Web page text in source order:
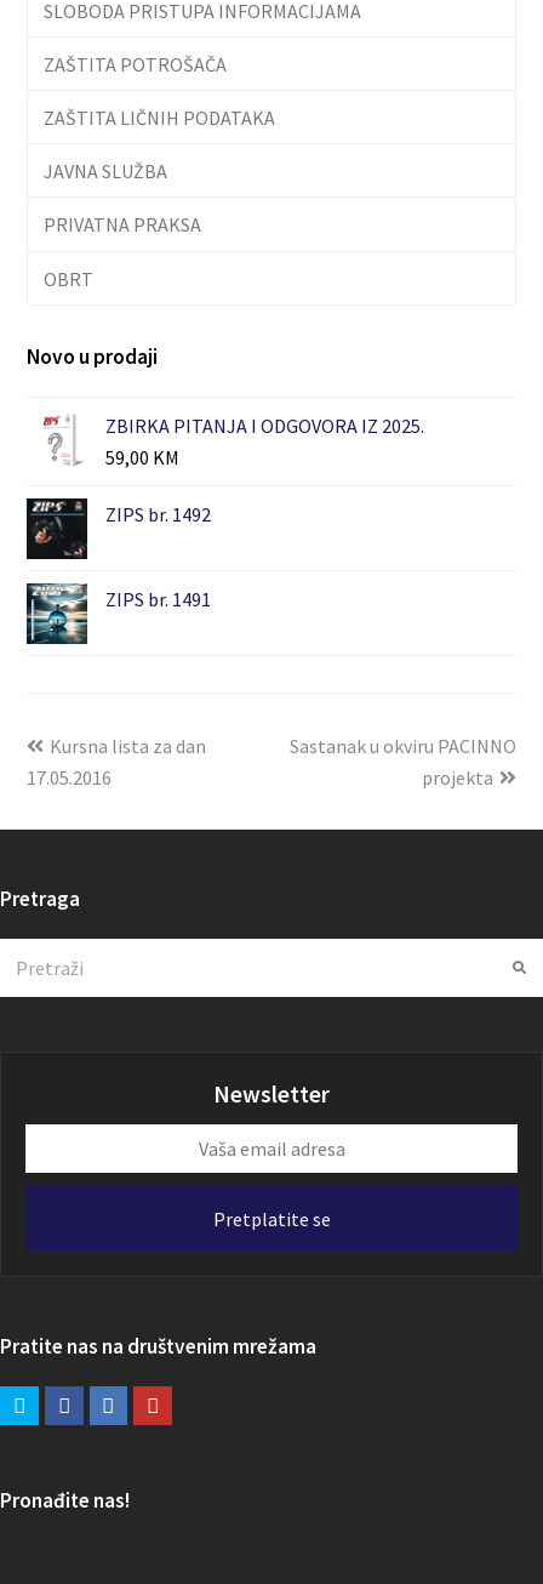
SLOBODA PRISTUPA INFORMACIJAMA
ZAŠTITA POTROŠAČA
ZAŠTITA LIČNIH PODATAKA
JAVNA SLUŽBA
PRIVATNA PRAKSA
OBRT
Novo u prodaji
ZBIRKA PITANJA I ODGOVORA IZ 2025.
59,00 KM
ZIPS br. 1492
ZIPS br. 1491
Kursna lista za dan
17.05.2016
Sastanak u okviru PACINNO
projekta
Pretraga
Newsletter
email
Pretplatite se
Pratite nas na društvenim mrežama
Pronađite nas!